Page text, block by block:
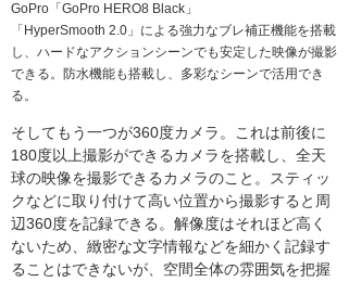
GoPro「GoPro HERO8 Black」
「HyperSmooth 2.0」による強力なブレ補正機能を搭載
し、ハードなアクションシーンでも安定した映像が撮影
できる。防水機能も搭載し、多彩なシーンで活用でき
る。
そしてもう一つが360度カメラ。これは前後に
180度以上撮影ができるカメラを搭載し、全天
球の映像を撮影できるカメラのこと。スティッ
クなどに取り付けて高い位置から撮影すると周
辺360度を記録できる。解像度はそれほど高く
ないため、緻密な文字情報などを細かく記録す
ることはできないが、空間全体の雰囲気を把握